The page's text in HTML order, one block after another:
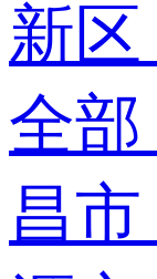
新区
全部
昌市